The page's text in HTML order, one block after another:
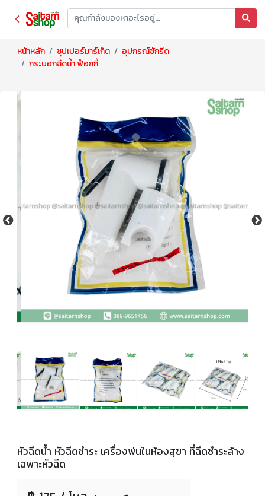
หน้าหลัก ซุปเปอร์มาร์เก็ต
อุปกรณ์ซักรีด
กระบอกฉีดน้ำ ฟ๊อกกี้
หัวฉีดน้ำ หัวฉีดชำระ เครื่องพ่นในห้องสุขา ที่ฉีดชำระล้าง
เฉพาะหัวฉีด